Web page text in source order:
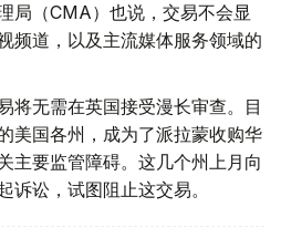
局（CMA）也说，交易不会显
频道，以及主流媒体服务领域的
将无需在英国接受漫长审查。目
美国各州，成为了派拉蒙收购华
主要监管障碍。这几个州上月向
诉讼，试图阻止这交易。